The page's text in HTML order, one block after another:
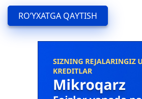
Qabul qilish kunlari va soatlari
Ma'lumotlar to'plami egasi:
«Trastbank» XAB
Mas'ul shaxs:
Mas'ul shaxs bilan bog'lanish:
RO’YXATGA QAYTISH